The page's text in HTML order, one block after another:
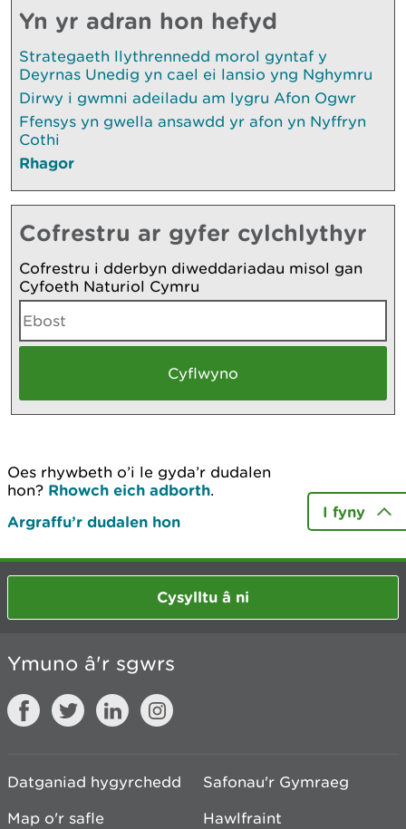
Yn yr adran hon hefyd
Strategaeth llythrennedd morol gyntaf y
Deyrnas Unedig yn cael ei lansio yng Nghymru
Dirwy i gwmni adeiladu am lygru Afon Ogwr
Ffensys yn gwella ansawdd yr afon yn Nyffryn
Cothi
Rhagor
Cofrestru ar gyfer cylchlythyr
Cofrestru i dderbyn diweddariadau misol gan
Cyfoeth Naturiol Cymru
Oes rhywbeth o’i le gyda’r dudalen
hon? Rhowch eich adborth.
Argraffu’r dudalen hon
I fyny
Cysylltu â ni
Ymuno â'r sgwrs
Datganiad hygyrchedd
Safonau'r Gymraeg
Map o'r safle
Hawlfraint